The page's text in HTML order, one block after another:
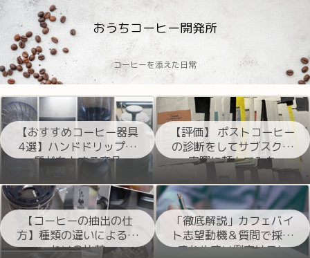
おうちコーヒー開発所
コーヒーを添えた日常
【おすすめコーヒー器具
4選】ハンドドリップの
質が向上する商品
【評価】 ポストコーヒー
の診断をしてサブスクを
実際に頼んでみた
【コーヒーの抽出の仕
方】種類の違いによる味
わいの比較
「徹底解説」カフェバイ
ト志望動機＆質問で採用
されやすい例文はコレ